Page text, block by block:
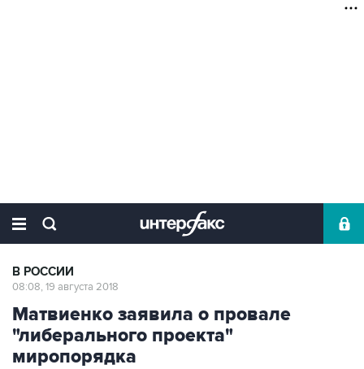
В РОССИИ
08:08, 19 августа 2018
Матвиенко заявила о провале
"либерального проекта"
миропорядка